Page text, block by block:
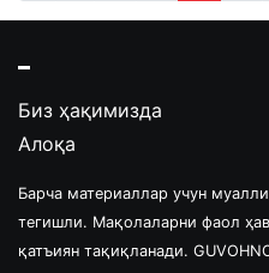
Биз ҳақимизда
Алоқа
Барча материаллар учун
тегишли. Мақолаларни фаол
қатъиян тақиқланади.